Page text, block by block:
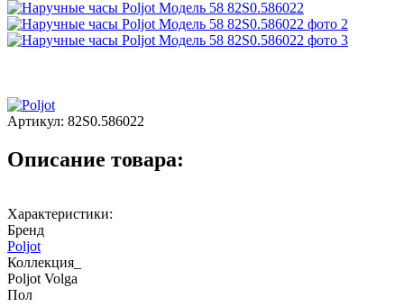
Артикул: 82S0.586022
Описание товара:
Характеристики:
Бренд
Poljot
Коллекция_
Poljot Volga
Пол